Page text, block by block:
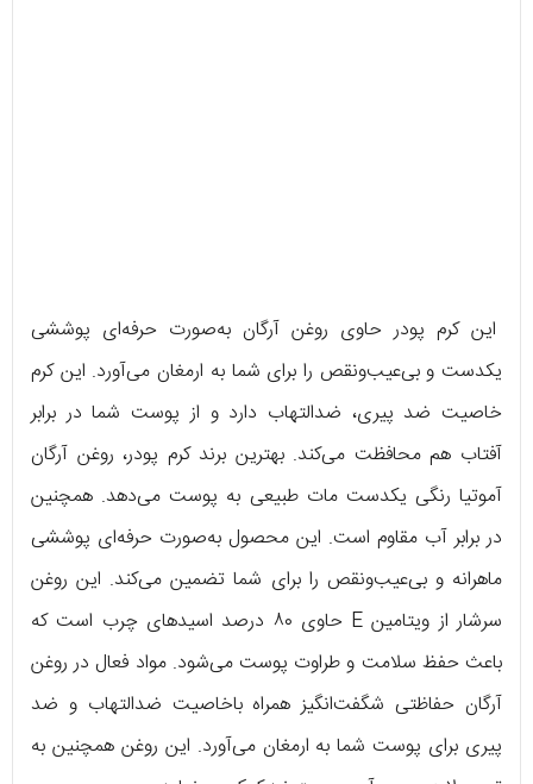
این کرم پودر حاوی روغن آرگان به‌صورت حرفه‌ای پوششی
یکدست و بی‌عیب‌ونقص را برای شما به ارمغان می‌آورد. این کرم
خاصیت ضد پیری، ضدالتهاب دارد و از پوست شما در برابر
آفتاب هم محافظت می‌کند. بهترین برند کرم پودر، روغن آرگان
آموتیا رنگی یکدست مات طبیعی به پوست می‌دهد. همچنین
در برابر آب مقاوم است. این محصول به‌صورت حرفه‌ای پوششی
ماهرانه و بی‌عیب‌ونقص را برای شما تضمین می‌کند. این روغن
سرشار از ویتامین E حاوی ۸۰ درصد اسیدهای چرب است که
باعث حفظ سلامت و طراوت پوست می‌شود. مواد فعال در روغن
آرگان حفاظتی شگفت‌انگیز همراه باخاصیت ضدالتهاب و ضد
پیری برای پوست شما به ارمغان می‌آورد. این روغن همچنین به